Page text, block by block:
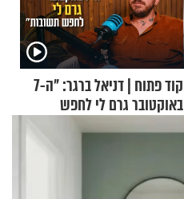
קוד פתוח | דניאל ברגר: "ה-7
באוקטובר גרם לי לחפש
תשובות"